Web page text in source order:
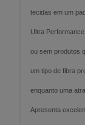
tecidas em um
Ultra
ou sem produtos
um tipo de fibra
enquanto uma
Apresenta